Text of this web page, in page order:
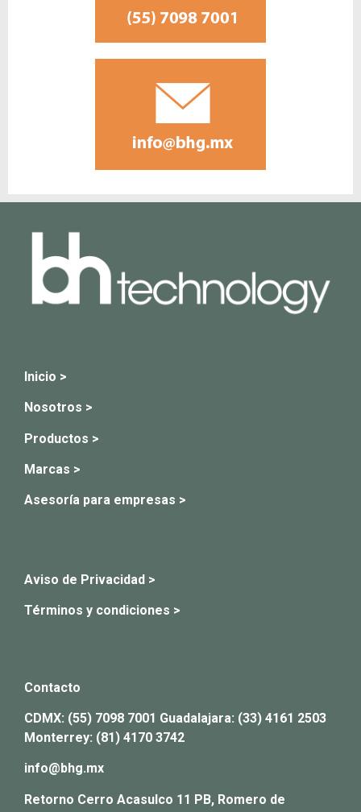
Inicio >
Nosotros >
Productos >
Marcas >
Asesoría para empresas >
Aviso de Privacidad >
Términos y condiciones >
Contacto
CDMX: (55) 7098 7001 Guadalajara: (33) 4161 2503
Monterrey: (81) 4170 3742
info@bhg.mx
Retorno Cerro Acasulco 11 PB, Romero de